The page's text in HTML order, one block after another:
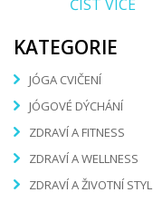
ČÍST VÍCE
KATEGORIE
JÓGA CVIČENÍ
JÓGOVÉ DÝCHÁNÍ
ZDRAVÍ A FITNESS
ZDRAVÍ A WELLNESS
ZDRAVÍ A ŽIVOTNÍ STYL